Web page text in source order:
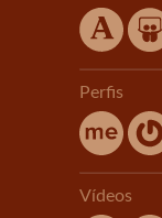
Perfis
Vídeos